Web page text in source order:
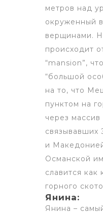
метров над
окруженный
верщинами.
происходит
“mansion”,
“большой
на то, что
пунктом на
через
связывавших
и
Османской
славится как
горного
Янина:
Янина –